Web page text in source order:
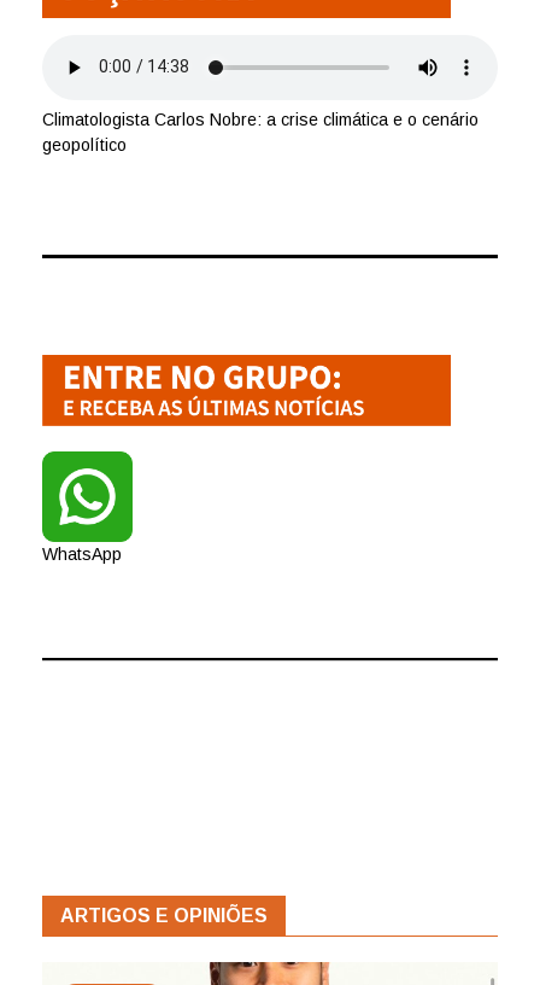
Climatologista Carlos Nobre: a crise climática e o cenário
geopolítico
WhatsApp
ARTIGOS E OPINIÕES